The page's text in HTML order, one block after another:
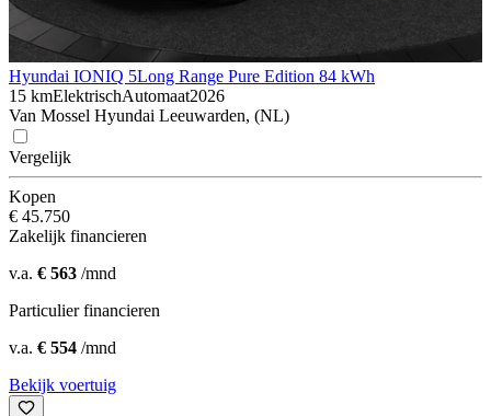
Hyundai IONIQ 5Long Range Pure Edition 84 kWh
15 kmElektrischAutomaat2026
Van Mossel Hyundai Leeuwarden, (NL)
Vergelijk
Kopen
€ 45.750
Zakelijk financieren
v.a. € 563 /mnd
Particulier financieren
v.a. € 554 /mnd
Bekijk voertuig